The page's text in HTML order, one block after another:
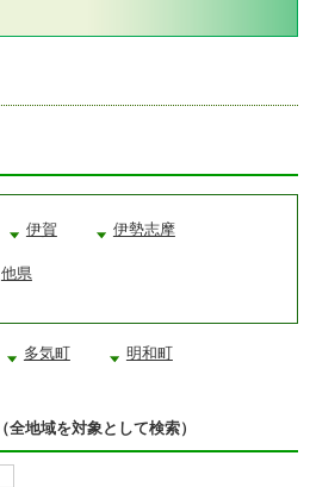
伊賀 伊勢志摩
他県
多気町 明和町
（全地域を対象として検索）